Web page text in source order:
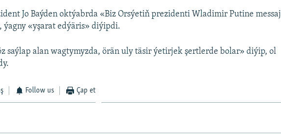
Jo Baýden oktýabrda «Biz Orsýetiň prezidenti Wladimir Putine messaj
ýagny «yşarat edýäris» diýipdi.
saýlap alan wagtymyzda, örän uly täsir ýetirjek şertlerde bolar» diýip, ol
Follow us Çap et